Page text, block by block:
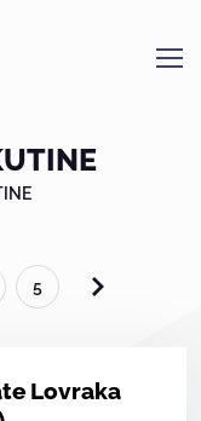
5
Lovraka